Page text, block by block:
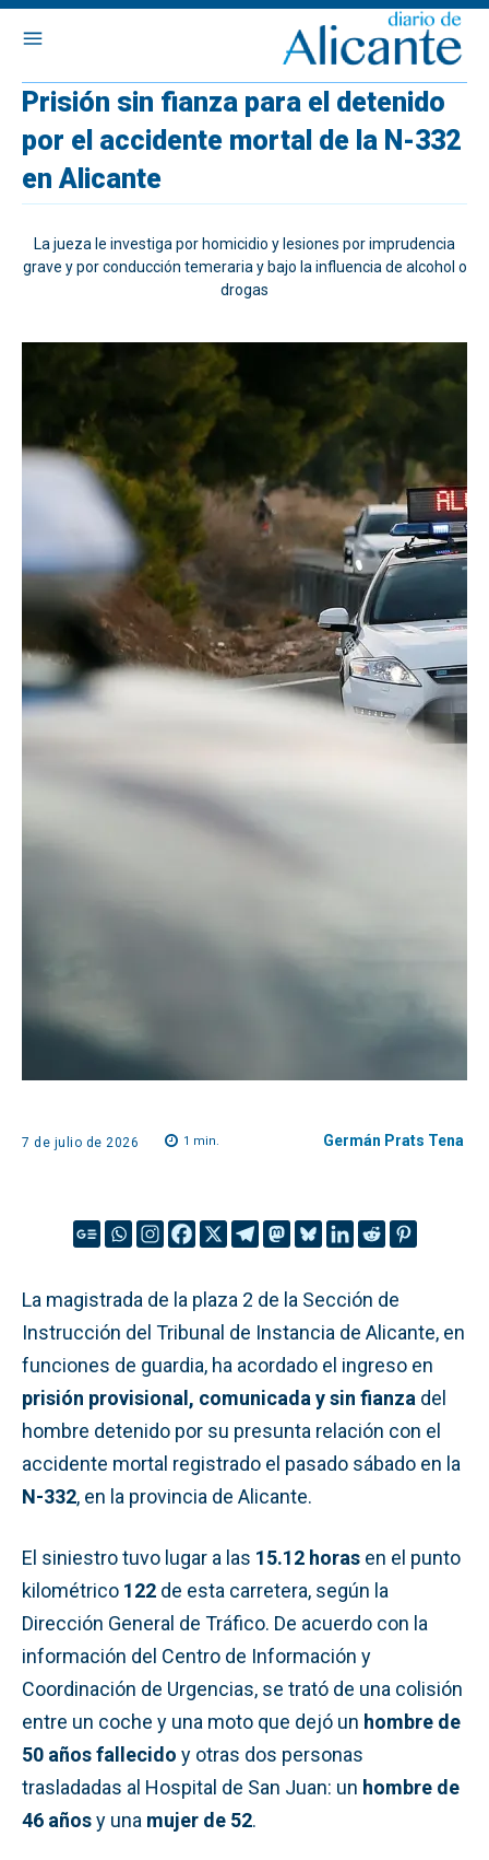
Prisión sin fianza para el detenido
por el accidente mortal de la N-332
en Alicante
La jueza le investiga por homicidio y lesiones por imprudencia
grave y por conducción temeraria y bajo la influencia de alcohol o
drogas
7 de julio de 2026 1 min. Germán Prats Tena
La magistrada de la plaza 2 de la Sección de
Instrucción del Tribunal de Instancia de Alicante, en
funciones de guardia, ha acordado el ingreso en
prisión provisional, comunicada y sin fianza del
hombre detenido por su presunta relación con el
accidente mortal registrado el pasado sábado en la
N-332, en la provincia de Alicante.
El siniestro tuvo lugar a las 15.12 horas en el punto
kilométrico 122 de esta carretera, según la
Dirección General de Tráfico. De acuerdo con la
información del Centro de Información y
Coordinación de Urgencias, se trató de una colisión
entre un coche y una moto que dejó un hombre de
50 años fallecido y otras dos personas
trasladadas al Hospital de San Juan: un hombre de
46 añosy una mujer de 52.